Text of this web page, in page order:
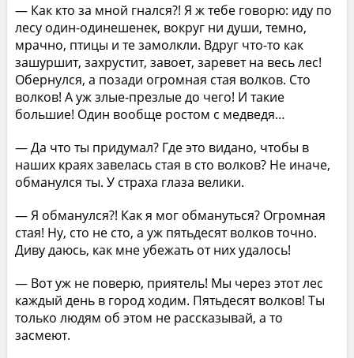
— Как кто за мной гнался?! Я ж тебе говорю: иду по
лесу один-одинешенек, вокруг ни души, темно,
мрачно, птицы и те замолкли. Вдруг что-то как
зашуршит, захрустит, завоет, заревет на весь лес!
Обернулся, а позади огромная стая волков. Сто
волков! А уж злые-презлые до чего! И такие
большие! Один вообще ростом с медведя…
— Да что ты придумал? Где это видано, чтобы в
наших краях завелась стая в сто волков? Не иначе,
обманулся ты. У страха глаза велики.
— Я обманулся?! Как я мог обмануться? Огромная
стая! Ну, сто не сто, а уж пятьдесят волков точно.
Диву даюсь, как мне убежать от них удалось!
— Вот уж не поверю, приятель! Мы через этот лес
каждый день в город ходим. Пятьдесят волков! Ты
только людям об этом не рассказывай, а то
засмеют.